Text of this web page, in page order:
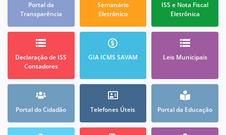
Portal da
Transparência
Semanário
Eletrônico
ISS e Nota Fiscal
Eletrônica
Declaração de ISS
Contadores
GIA ICMS SAVAM Leis Municipais
Portal do Cidadão Telefones Úteis Portal da Educação